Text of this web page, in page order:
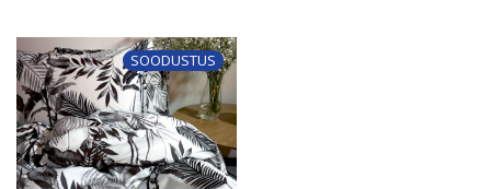
SOODUSTUS